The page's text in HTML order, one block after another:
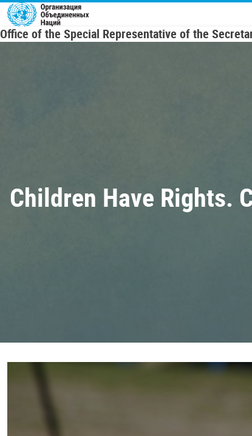
Skip to main content
Office of the Special Representative of the
Children Have Rights.